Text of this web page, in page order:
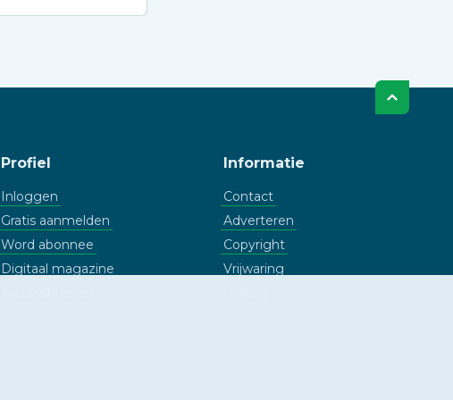
Profiel
Inloggen
Gratis aanmelden
Word abonnee
Digitaal magazine
Informatie
Contact
Adverteren
Copyright
Vrijwaring